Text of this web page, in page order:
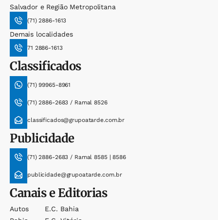
Salvador e Região Metropolitana
(71) 2886-1613
Demais localidades
71 2886-1613
Classificados
(71) 99965-8961
(71) 2886-2683 / Ramal 8526
classificados@grupoatarde.com.br
Publicidade
(71) 2886-2683 / Ramal 8585 | 8586
publicidade@grupoatarde.com.br
Canais e Editorias
Autos
E.c. Bahia